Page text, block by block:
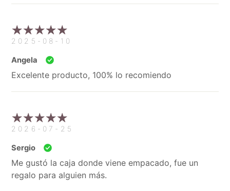
2025-08-10
Angela
Excelente producto, 100% lo recomiendo
2026-07-25
Sergio
Me gustó la caja donde viene empacado, fue un
regalo para alguien más.